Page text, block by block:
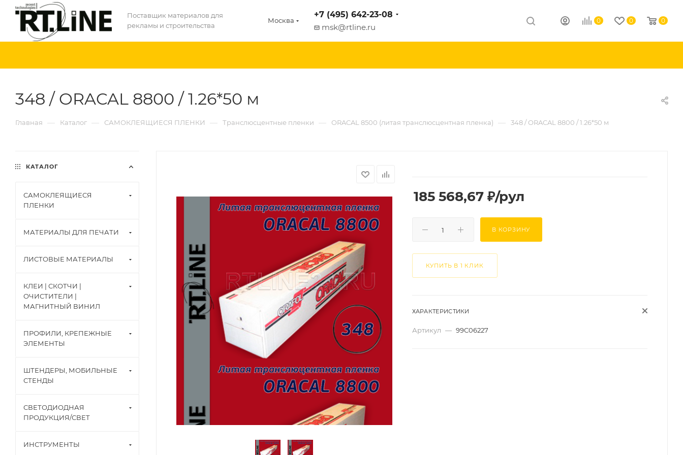
Поставщик материалов для
рекламы и строительства
Москва
+7 (495) 642-23-08
msk@rtline.ru
0 0 0
348 / ORACAL 8800 / 1.26*50 м
Главная — Каталог — САМОКЛЕЯЩИЕСЯ ПЛЕНКИ — Транслюсцентные пленки — ORACAL 8500 (литая транслюсцентная пленка) — 348 / ORACAL 8800 / 1.26*50 м
185 568,67₽/рул
В КОРЗИНУ
КУПИТЬ В 1 КЛИК
ХАРАКТЕРИСТИКИ
Артикул — 99C06227
КАТАЛОГ
САМОКЛЕЯЩИЕСЯ
ПЛЕНКИ
МАТЕРИАЛЫ ДЛЯ ПЕЧАТИ
ЛИСТОВЫЕ МАТЕРИАЛЫ
КЛЕИ | СКОТЧИ |
ОЧИСТИТЕЛИ |
МАГНИТНЫЙ ВИНИЛ
ПРОФИЛИ, КРЕПЕЖНЫЕ
ЭЛЕМЕНТЫ
ШТЕНДЕРЫ, МОБИЛЬНЫЕ
СТЕНДЫ
СВЕТОДИОДНАЯ
ПРОДУКЦИЯ/СВЕТ
ИНСТРУМЕНТЫ